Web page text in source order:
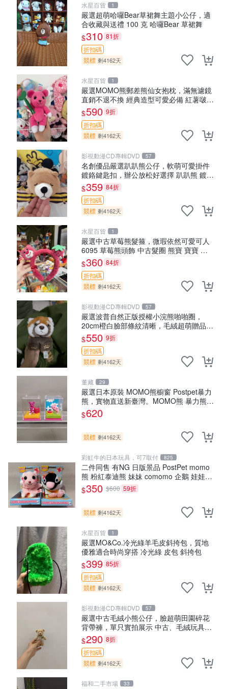
水星百貨 1
嚴選超萌哈囉Bear草裙舞主題小公仔，適
合收藏與送禮 100 克 哈囉Bear 草裙舞
$310 81折
折扣碼
競標 剩4162天
水星百貨 1
嚴選MOMO熊郵差熊仙女抱枕，滿無濾鏡
直銷不退不換 經典造型可愛必備 紅薯啵啵
間抱枕 抱枕 時尚
$590 9折
折扣碼
競標 剩4162天
影視動漫CD專輯DVD 57
名創優品嚴選趴趴熊公仔，軟萌可愛掛件
鍍鉻鍵匙扣，辦公放松好選擇 趴趴熊 鍍鉻
鍵匙扣 萬用掛件
$359 84折
折扣碼
競標 剩4162天
水星百貨 1
嚴選中古草莓熊髮箍，微瑕依然可愛可人
6095 草莓熊頭飾 中古髮圈 熊寶 寶寶 娃
娃熊髮箍 中古收藏 玩具髮夾
$360 84折
折扣碼
競標 剩4162天
影視動漫CD專輯DVD 57
嚴選波普自然正版授權小浣熊啪啪圈，
20cm橙白臉部條紋清晰，毛絨超萌贈品推
薦。 小浣熊 波普 圈環
$550 9折
折扣碼
競標 剩4162天
董藏 29
嚴選日本原裝 MOMO熊櫥窗 Postpet暴力
熊，實物直送新臺灣。MOMO熊 暴力熊
熊貓櫥窗
$620
競標 剩4162天
彩虹牛的日本玩具，可7取付 825
二件同售 有NG 日版景品 PostPet momo
熊 粉紅泰迪熊 妹妹 comomo 企鵝 娃娃
布偶 手指頭 娃娃
$350 $600 59折
競標 剩4162天
水星百貨 1
嚴選MO&Co.冷光綠羊毛皮斜挎包，質地
優雅適合時尚穿搭 冷光綠 皮包 斜挎包
$399 85折
折扣碼
競標 剩4162天
影視動漫CD專輯DVD 57
嚴選中古毛絨小熊公仔，臉超萌田園碎花
背帶褲，單只實拍展示 中古、毛絨玩具、
玩偶
$290 8折
折扣碼
競標 剩4162天
福和二手市場 33